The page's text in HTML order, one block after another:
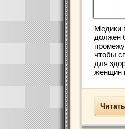
Медики
должен
чтобы
для
женщин